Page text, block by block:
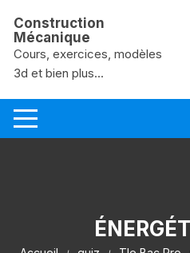
Construction
Mécanique
Cours, exercices, modèles
3d et bien plus...